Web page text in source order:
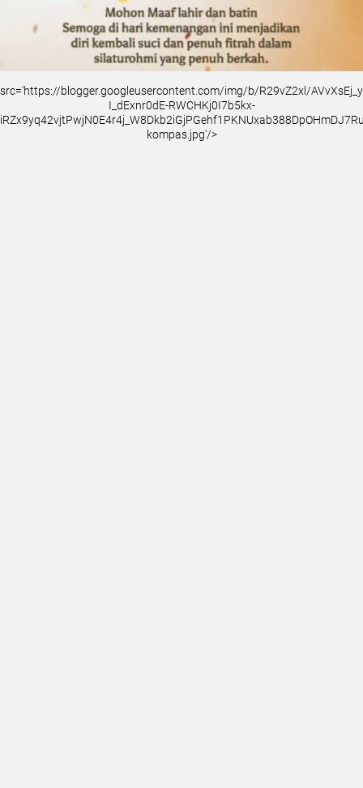
src='https://blogger.googleusercontent.com/img/b/R29vZ2xl/
I_dExnr0dE-RWCHKj0I7b5kx-
kompas.jpg'/>